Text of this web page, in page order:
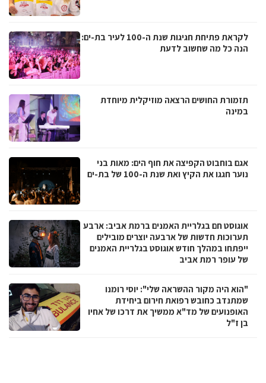
לקראת פתיחת חגיגות שנת ה-100 לעיר בת-ים:
הנה כל מה שחשוב לדעת
תזמורת החושים הרצאה מוזיקלית מיוחדת
במינה
אגם בוחבוט הקפיצה את חוף הים: מאות בני
נוער חגגו את הקיץ ואת שנת ה-100 של בת-ים
אוגוסט חם בגלריית האמנים ברמת אביב: ארבע
תערוכות חדשות של ארבעה יוצרים מובילים
ייפתחו במהלך חודש אוגוסט בגלריית האמנים
של עופר רמת אביב
"הוא היה מקור ההשראה שלי": יוסי רומנו
שמתנדב כחובש רפואת חירום ביחידת
האופנועים של מד"א ממשיך את דרכו של אחיו
בן ז"ל